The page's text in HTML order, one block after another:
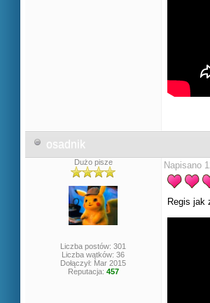
osadnik
Dużo pisze
Liczba postów: 301
Liczba wątków: 36
Dołączył: Mar 2015
Reputacja: 457
Napisano
Regis jak